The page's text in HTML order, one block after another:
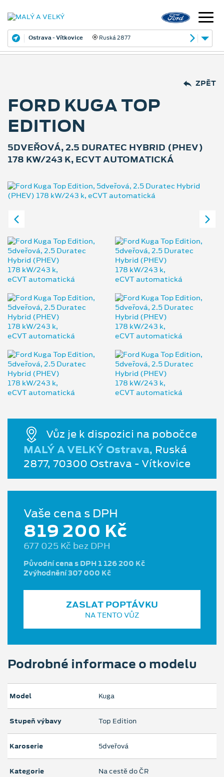
Ostrava - Vítkovice Ruská 2877
ZPĚT
FORD KUGA TOP
EDITION
5DVEŘOVÁ, 2.5 DURATEC HYBRID (PHEV)
178 KW/243 K, ECVT AUTOMATICKÁ
Vůz je k dispozici na pobočce
MALÝ A VELKÝ Ostrava, Ruská
2877, 70300 Ostrava - Vítkovice
Vaše cena s DPH
819 200 Kč
677 025 Kč bez DPH
Původní cena s DPH 1 126 200 Kč
Zvýhodnění 307 000 Kč
ZASLAT POPTÁVKU
NA TENTO VŮZ
Podrobné informace o modelu
Model Kuga
Stupeň výbavy Top Edition
Karoserie 5dveřová
Kategorie Na cestě do ČR